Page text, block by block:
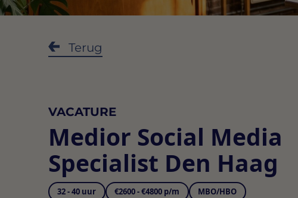
Terug
VACATURE
Medior Social Media
Specialist Den Haag
32 - 40 uur €2600 - €4800 p/m MBO/HBO